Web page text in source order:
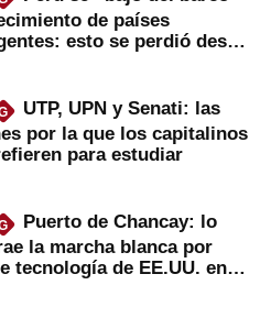
de países
esto se perdió desde
UTP, UPN y Senati: las
por la que los capitalinos
para estudiar
Puerto de Chancay: lo
la marcha blanca por
tecnología de EE.UU. en